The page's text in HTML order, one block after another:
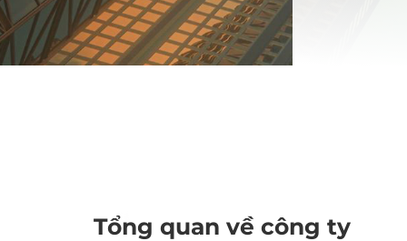
Tổng quan về công ty